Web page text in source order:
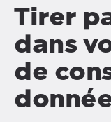
Tirer
dans
de